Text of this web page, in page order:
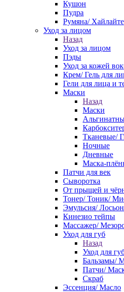
Кушон
Пудра
Румяна/
Уход за лицом
Назад
Уход за лицом
Пэды
Уход за кожей
Крем/ Гель для
Гели для лица и
Маски
Назад
Маски
Тканевые/
Ночные
Дневные
Маска-
Патчи для век
Сыворотка
От прыщей и
Тонер/ Тоник/
Эмульсия/
Кинезио тейпы
Массажер/
Уход для губ
Назад
Уход для
Бальзамы/
Патчи/
Скраб
Эссенция/ Масло